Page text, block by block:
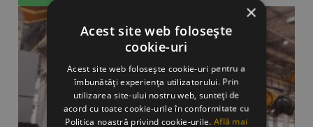
×
Acest site web folosește
cookie-uri
Acest site web folosește cookie-uri pentru a
îmbunătăți experiența utilizatorului. Prin
utilizarea site-ului nostru web, sunteți de
acord cu toate cookie-urile în conformitate cu
Politica noastră privind cookie-urile.Află mai